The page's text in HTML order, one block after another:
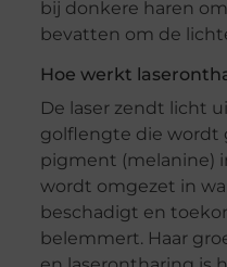
bij donkere haren
bevatten om de
Hoe werkt
De laser zendt licht
golflengte die wordt
pigment (melanine)
wordt omgezet in
beschadigt en
belemmert. Haar